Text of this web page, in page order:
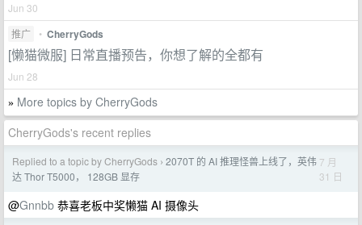
Jun 30
推广
• CherryGods
[懒猫微服] 日常直播预告，你想了解的全都有
Jun 28
» More topics by CherryGods
CherryGods's recent replies
Replied to a topic by CherryGods › 2070T 的 AI 推理怪兽上线了，英伟
达 Thor T5000， 128GB 显存
7 月
31 日
@Gnnbb 恭喜老板中奖懒猫 AI 摄像头